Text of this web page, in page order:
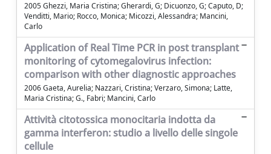
2005 Ghezzi, Maria Cristina; Gherardi, G; Dicuonzo, G; Caputo, D;
Venditti, Mario; Rocco, Monica; Micozzi, Alessandra; Mancini,
Carlo
Application of Real Time PCR in post transplant
monitoring of cytomegalovirus infection:
comparison with other diagnostic approaches
2006 Gaeta, Aurelia; Nazzari, Cristina; Verzaro, Simona; Latte,
Maria Cristina; G., Fabri; Mancini, Carlo
Attività citotossica monocitaria indotta da
gamma interferon: studio a livello delle singole
cellule